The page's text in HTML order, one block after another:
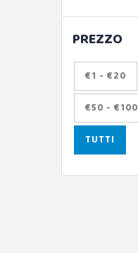
PREZZO
€1 - €20
€50 - €100
TUTTI